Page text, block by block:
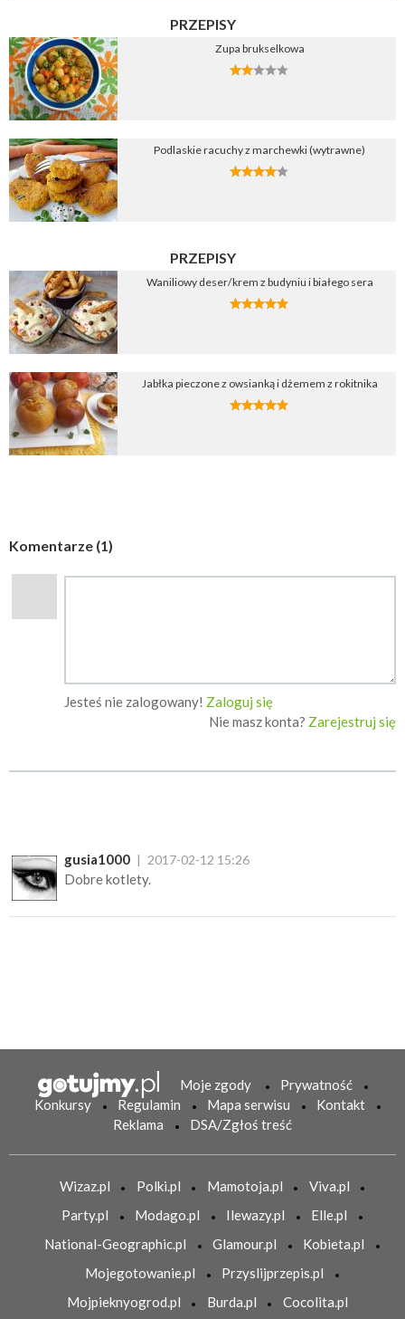
PRZEPISY
Zupa brukselkowa
Podlaskie racuchy z marchewki (wytrawne)
PRZEPISY
Waniliowy deser/krem z budyniu i białego sera
Jabłka pieczone z owsianką i dżemem z rokitnika
Komentarze (1)
Jesteś nie zalogowany! Zaloguj się
Nie masz konta? Zarejestruj się
gusia1000 2017-02-12 15:26
Dobre kotlety.
Moje zgody
Prywatność
Konkursy
Regulamin Mapa serwisu
Kontakt
Reklama
DSA/Zgłoś treść
Wizaz.pl Polki.pl Mamotoja.pl
Viva.pl
Party.pl
Modago.pl Ilewazy.pl
Elle.pl
National-Geographic.pl
Glamour.pl
Kobieta.pl
Mojegotowanie.pl
Przyslijprzepis.pl
Mojpieknyogrod.pl
Burda.pl Cocolita.pl